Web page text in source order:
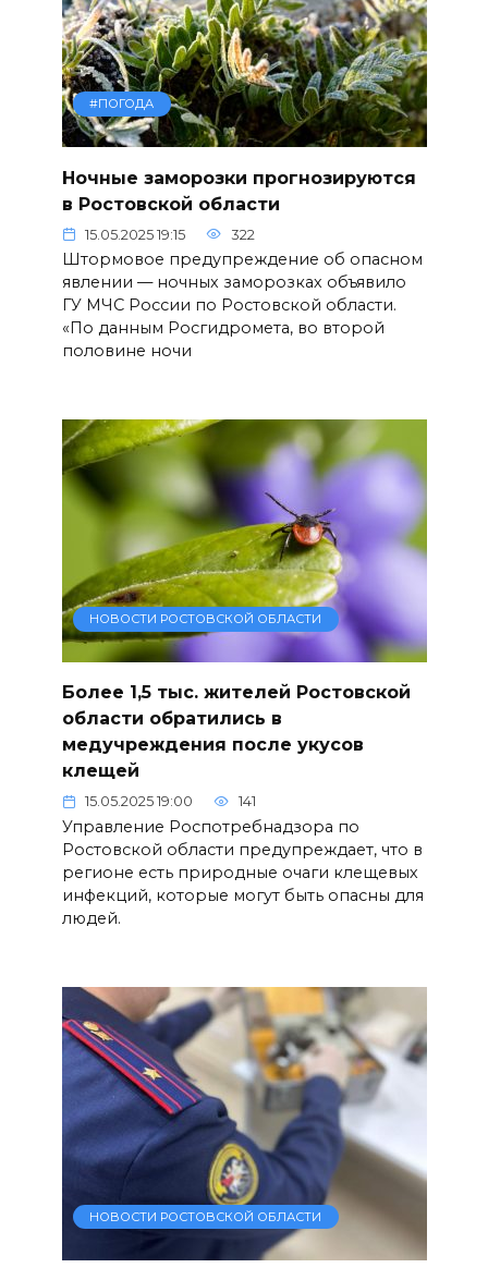
#ПОГОДА
Ночные заморозки прогнозируются
в Ростовской области
15.05.2025 19:15 322
Штормовое предупреждение об опасном
явлении — ночных заморозках объявило
ГУ МЧС России по Ростовской области.
«По данным Росгидромета, во второй
половине ночи
НОВОСТИ РОСТОВСКОЙ ОБЛАСТИ
Более 1,5 тыс. жителей Ростовской
области обратились в
медучреждения после укусов
клещей
15.05.2025 19:00 141
Управление Роспотребнадзора по
Ростовской области предупреждает, что в
регионе есть природные очаги клещевых
инфекций, которые могут быть опасны для
людей.
НОВОСТИ РОСТОВСКОЙ ОБЛАСТИ